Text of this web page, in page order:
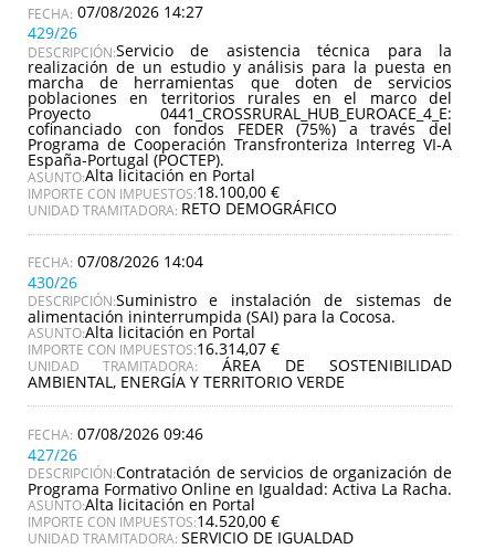
07/08/2026 14:27
429/26
DESCRIPCIÓN:Servicio de asistencia técnica para la
realización de un estudio y análisis para la puesta en
marcha de herramientas que doten de servicios
poblaciones en territorios rurales en el marco del
Proyecto 0441_CROSSRURAL_HUB_EUROACE_4_E:
cofinanciado con fondos FEDER (75%) a través del
Programa de Cooperación Transfronteriza Interreg VI-A
España-Portugal (POCTEP).
ASUNTO:Alta licitación en Portal
IMPORTE CON IMPUESTOS:18.100,00 €
UNIDAD TRAMITADORA: RETO DEMOGRÁFICO
07/08/2026 14:04
430/26
DESCRIPCIÓN:Suministro e instalación de sistemas de
alimentación ininterrumpida (SAI) para la Cocosa.
ASUNTO:Alta licitación en Portal
IMPORTE CON IMPUESTOS:16.314,07 €
UNIDAD TRAMITADORA: ÁREA DE SOSTENIBILIDAD
AMBIENTAL, ENERGÍA Y TERRITORIO VERDE
07/08/2026 09:46
427/26
DESCRIPCIÓN:Contratación de servicios de organización de
Programa Formativo Online en Igualdad: Activa La Racha.
ASUNTO:Alta licitación en Portal
IMPORTE CON IMPUESTOS:14.520,00 €
UNIDAD TRAMITADORA: SERVICIO DE IGUALDAD